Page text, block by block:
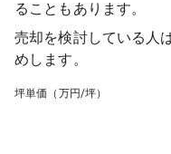
ることもあります。
売却を検討している人
めします。
坪単価（万円/坪）